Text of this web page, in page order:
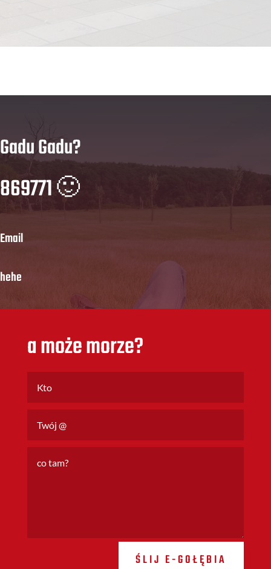
Gadu Gadu?
869771 🙂
Email
hehe
a może morze?
ŚLIJ E-GOŁĘBIA